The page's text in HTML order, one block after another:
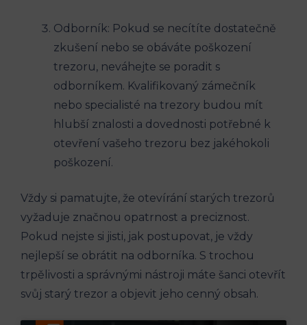
Odborník: Pokud se necítíte dostatečně
zkušení nebo se obáváte poškození
trezoru, neváhejte se poradit s
odborníkem. Kvalifikovaný zámečník
nebo specialisté na trezory budou mít
hlubší znalosti a dovednosti potřebné k
otevření vašeho trezoru bez jakéhokoli
poškození.
Vždy si pamatujte, že otevírání starých trezorů
vyžaduje značnou opatrnost a preciznost.
Pokud nejste si jisti, jak postupovat, je vždy
nejlepší se obrátit na odborníka. S trochou
trpělivosti a správnými nástroji máte šanci otevřít
svůj starý trezor a objevit jeho cenný obsah.